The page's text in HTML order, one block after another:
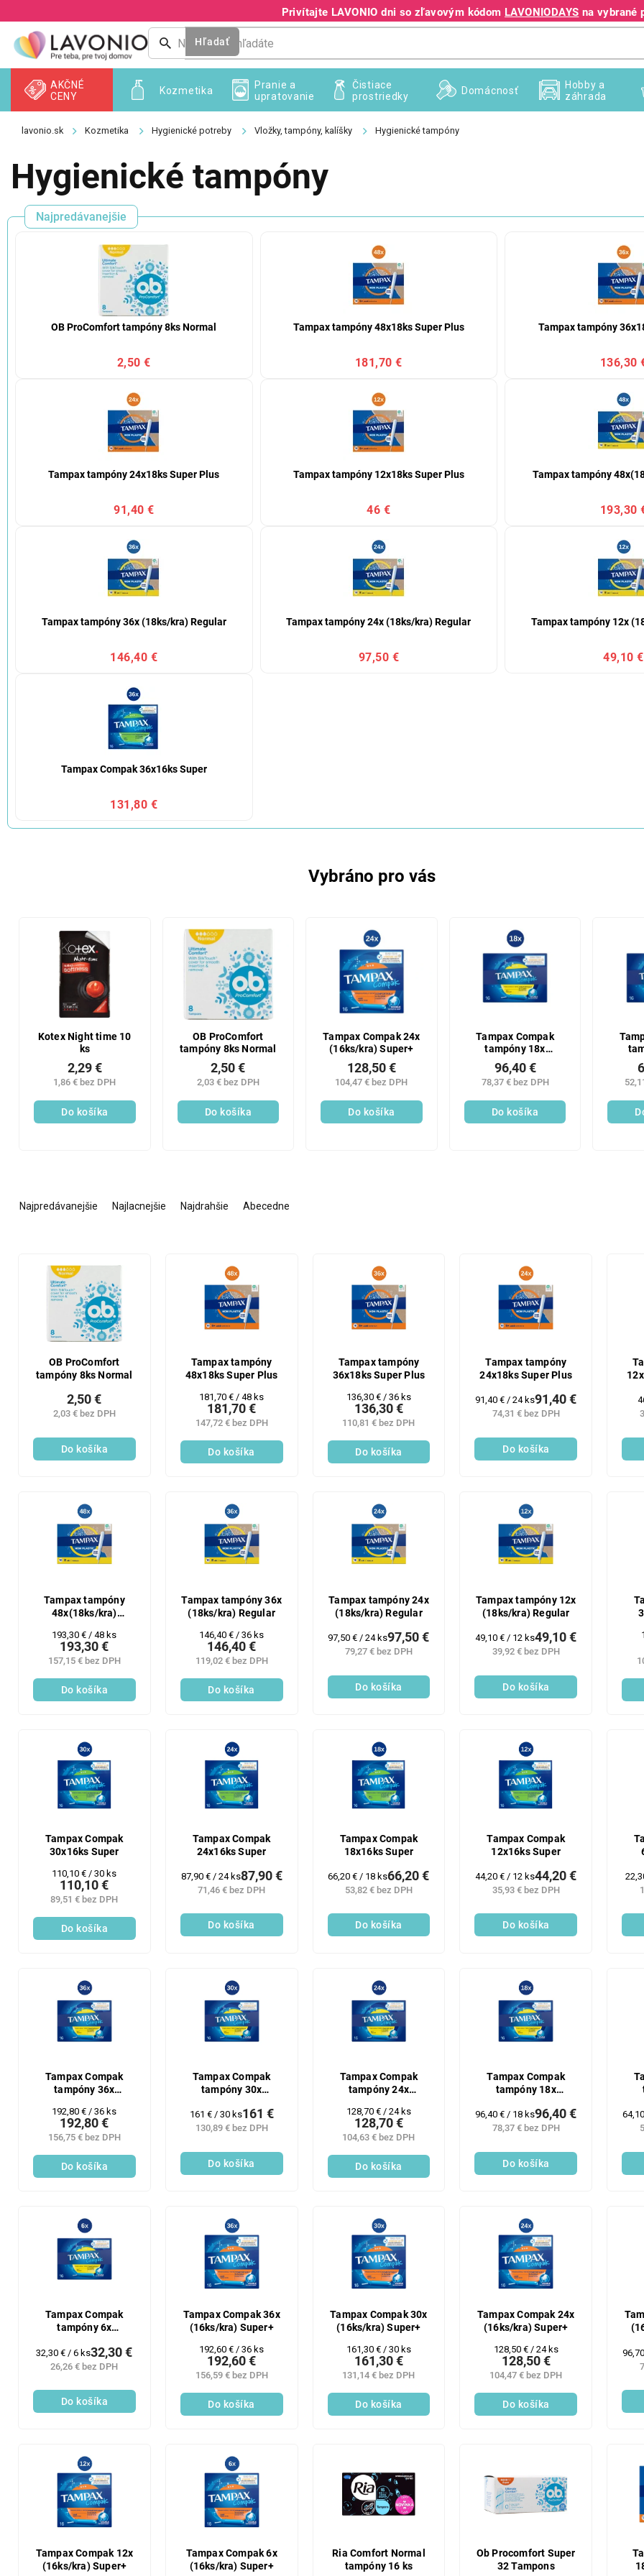
na
obsah
Privítajte LAVONIO dni so zľavovým kódom LAVONIODAYS na vybrané
+421 940 995 209
Hľadať
Kozmetika
AKČNÉ
CENY
Pranie a
upratovanie
Čistiace
prostriedky
Domácnosť
Hobby a
záhrada
Kozmetika Hygienické potreby Vložky, tampóny, kalíšky Hygienické tampóny
Hygienické tampóny
Najpredávanejšie
OB ProComfort tampóny 8ks Normal
2,50 €
Tampax tampóny 48x18ks Super Plus
181,70 €
Tampax tampóny
136,30
Tampax tampóny 24x18ks Super Plus
91,40 €
Tampax tampóny 12x18ks Super Plus
46 €
Tampax tampóny
193,30
Tampax tampóny 36x (18ks/kra) Regular
146,40 €
Tampax tampóny 24x (18ks/kra) Regular
97,50 €
Tampax tampóny 12x
49,10 €
Tampax Compak 36x16ks Super
131,80 €
Vybráno pro vás
Kotex Night time 10
ks
1,86 € bez DPH
2,29 €
Do košíka
OB ProComfort
tampóny 8ks Normal
2,03 € bez DPH
2,50 €
Do košíka
Tampax Compak 24x
(16ks/kra) Super+
104,47 € bez DPH
128,50 €
Do košíka
Tampax Compak
tampóny 18x
(16ks/kra) Regular
78,37 € bez DPH
96,40 €
Do košíka
Najpredávanejšie Najlacnejšie Najdrahšie Abecedne
OB ProComfort
tampóny 8ks Normal
2,03 € bez DPH
2,50 €
Do košíka
Tampax tampóny
48x18ks Super Plus
147,72 € bez DPH
181,70 €
Jednotková
cena:
181,70 € / 48 ks
Do košíka
Tampax tampóny
36x18ks Super Plus
110,81 € bez DPH
136,30 €
Jednotková
cena:
136,30 € / 36 ks
Do košíka
Tampax tampóny
24x18ks Super Plus
74,31 € bez DPH
91,40 €
Jednotková
cena:
91,40 € / 24 ks
Do košíka
Tampax tampóny
48x(18ks/kra)
157,15 € bez DPH
193,30 €
Jednotková
cena:
193,30 € / 48 ks
Do košíka
Tampax tampóny 36x
(18ks/kra) Regular
119,02 € bez DPH
146,40 €
Jednotková
cena:
146,40 € / 36 ks
Do košíka
Tampax tampóny 24x
(18ks/kra) Regular
79,27 € bez DPH
97,50 €
Jednotková
cena:
97,50 € / 24 ks
Do košíka
Tampax tampóny 12x
(18ks/kra) Regular
39,92 € bez DPH
49,10 €
Jednotková
cena:
49,10 € / 12 ks
Do košíka
Tampax Compak
30x16ks Super
89,51 € bez DPH
110,10 €
Jednotková
cena:
110,10 € / 30 ks
Do košíka
Tampax Compak
24x16ks Super
71,46 € bez DPH
87,90 €
Jednotková
cena:
87,90 € / 24 ks
Do košíka
Tampax Compak
18x16ks Super
53,82 € bez DPH
66,20 €
Jednotková
cena:
66,20 € / 18 ks
Do košíka
Tampax Compak
12x16ks Super
35,93 € bez DPH
44,20 €
Jednotková
cena:
44,20 € / 12 ks
Do košíka
Tampax Compak
tampóny 36x
156,75 € bez DPH
192,80 €
Jednotková
cena:
192,80 € / 36 ks
Do košíka
Tampax Compak
tampóny 30x
130,89 € bez DPH
161 €
Jednotková
cena:
161 € / 30 ks
Do košíka
Tampax Compak
tampóny 24x
104,63 € bez DPH
128,70 €
Jednotková
cena:
128,70 € / 24 ks
Do košíka
Tampax Compak
tampóny 18x
78,37 € bez DPH
96,40 €
Jednotková
cena:
96,40 € / 18 ks
Do košíka
cena:
Tampax Compak
tampóny 6x
26,26 € bez DPH
32,30 €
Jednotková
cena:
32,30 € / 6 ks
Do košíka
Tampax Compak 36x
(16ks/kra) Super+
156,59 € bez DPH
192,60 €
Jednotková
cena:
192,60 € / 36 ks
Do košíka
Tampax Compak 30x
(16ks/kra) Super+
131,14 € bez DPH
161,30 €
Jednotková
cena:
161,30 € / 30 ks
Do košíka
Tampax Compak 24x
(16ks/kra) Super+
104,47 € bez DPH
128,50 €
Jednotková
cena:
128,50 € / 24 ks
Do košíka
cena:
Tampax Compak 12x
(16ks/kra) Super+
Tampax Compak 6x
(16ks/kra) Super+
Ria Comfort Normal
tampóny 16 ks
Ob Procomfort Super
32 Tampons